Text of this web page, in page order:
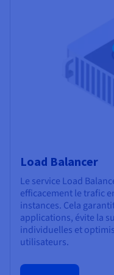
Load Balancer
Le service Load
efficacement le trafic
instances. Cela
applications, évite la
individuelles et
utilisateurs.